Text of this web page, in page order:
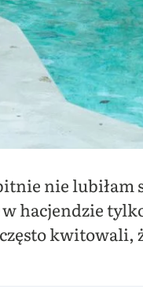
nie
hacjendzie
kwitowali,